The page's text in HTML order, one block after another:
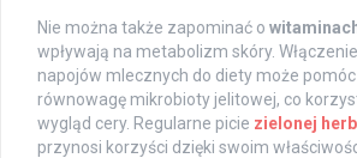
Nie można także zapominać o
wpływają na metabolizm skóry.
napojów mlecznych do diety może
równowagę mikrobioty jelitowej, co
wygląd cery. Regularne picie zielonej
przynosi korzyści dzięki swoim